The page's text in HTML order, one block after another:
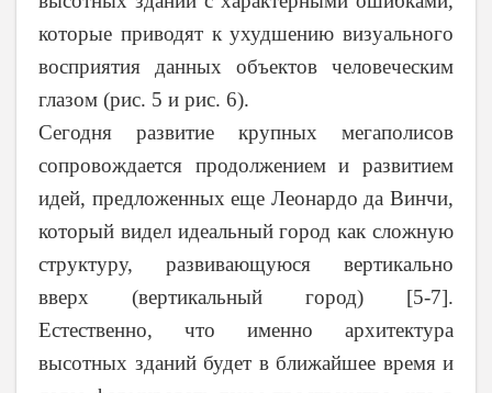
которые приводят к ухудшению визуального
восприятия данных объектов человеческим
глазом (рис. 5 и рис. 6).
Сегодня развитие крупных мегаполисов
сопровождается продолжением и развитием
идей, предложенных еще Леонардо да Винчи,
который видел идеальный город как сложную
структуру, развивающуюся вертикально
вверх (вертикальный город) [5-7].
Естественно, что именно архитектура
высотных зданий будет в ближайшее время и